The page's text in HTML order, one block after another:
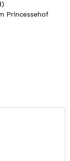
Princessehof